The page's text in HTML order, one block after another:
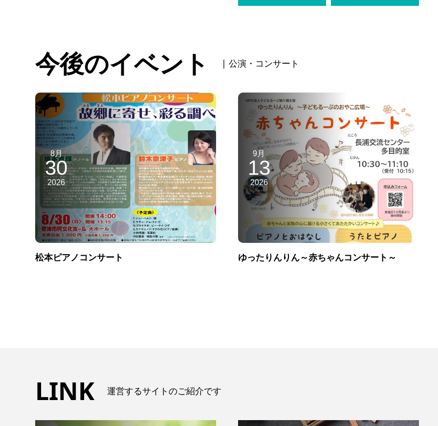
今後のイベント | 公演・コンサート
8月
30
2026
松本ピアノコンサート
9月
13
2026
ゆったりんりん～赤ちゃんコンサート～
LINK 運営するサイトのご紹介です